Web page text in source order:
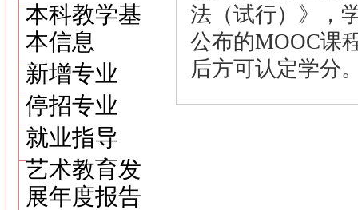
本科教学基
本信息
新增专业
停招专业
就业指导
艺术教育发
展年度报告
法（试行）》，
公布的MOOC课
后方可认定学分